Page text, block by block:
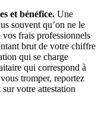
et bénéfice. Une
souvent qu’on ne le
vos frais professionnels
brut de votre chiffre
qui se charge
qui correspond à
tromper, reportez
votre attestation